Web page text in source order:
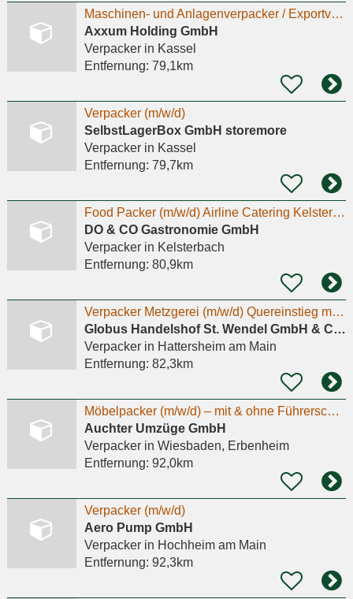
Maschinen- und Anlagenverpacker / Exportverpacker (m/w/d)
Axxum Holding GmbH
Verpackerin Kassel
Entfernung: 79,1km
Verpacker (m/w/d)
SelbstLagerBox GmbH storemore
Verpackerin Kassel
Entfernung: 79,7km
Food Packer (m/w/d) Airline Catering Kelsterbach
DO & CO Gastronomie GmbH
Verpackerin Kelsterbach
Entfernung: 80,9km
Verpacker Metzgerei (m/w/d) Quereinstieg möglich
Globus Handelshof St. Wendel GmbH & Co. KG
Verpackerin Hattersheim am Main
Entfernung: 82,3km
Möbelpacker (m/w/d) – mit & ohne Führerschein
Auchter Umzüge GmbH
Verpackerin Wiesbaden, Erbenheim
Entfernung: 92,0km
Verpacker (m/w/d)
Aero Pump GmbH
Verpackerin Hochheim am Main
Entfernung: 92,3km